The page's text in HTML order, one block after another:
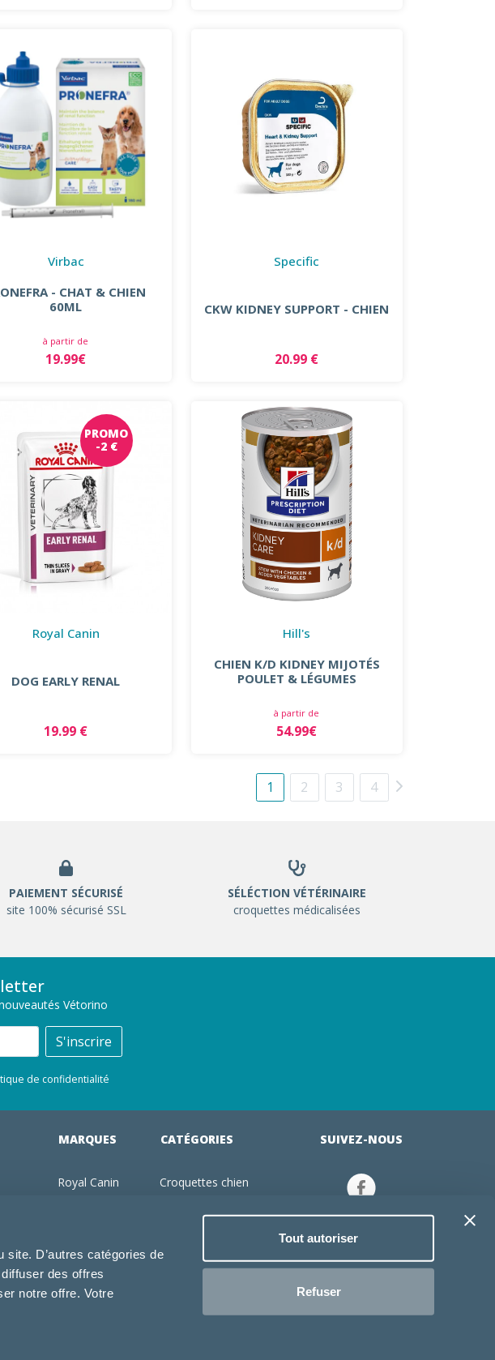
D’autres catégories de
des offres
notre offre. Votre
Tout autoriser
Refuser
Virbac
- CHAT & CHIEN
60ML
à partir de
19.99€
Specific
CKW KIDNEY SUPPORT - CHIEN
20.99 €
PROMO
-2 €
Royal Canin
DOG EARLY RENAL
19.99 €
Hill's
CHIEN K/D KIDNEY MIJOTÉS
POULET & LÉGUMES
à partir de
54.99€
1 2 3 4
PAIEMENT SÉCURISÉ
site 100% sécurisé SSL
SÉLÉCTION VÉTÉRINAIRE
croquettes médicalisées
Vétorino
S'inscrire
de confidentialité
MARQUES
Royal Canin
Specific
Dechra
Tonivet
CATÉGORIES
Croquettes chien
Jouets chien
Produits vétérinaire chien
Jouets chat
SUIVEZ-NOUS